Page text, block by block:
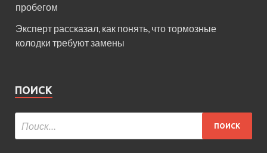
пробегом
Эксперт рассказал, как понять, что тормозные
колодки требуют замены
ПОИСК